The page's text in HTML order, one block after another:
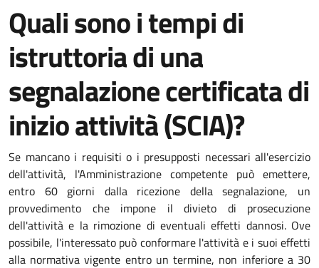
Quali sono i tempi di
istruttoria di una
segnalazione certificata di
inizio attività (SCIA)?
Se mancano i requisiti o i presupposti necessari all'esercizio
dell'attività, l'Amministrazione competente può emettere,
entro 60 giorni dalla ricezione della segnalazione, un
provvedimento che impone il divieto di prosecuzione
dell'attività e la rimozione di eventuali effetti dannosi. Ove
possibile, l'interessato può conformare l'attività e i suoi effetti
alla normativa vigente entro un termine, non inferiore a 30